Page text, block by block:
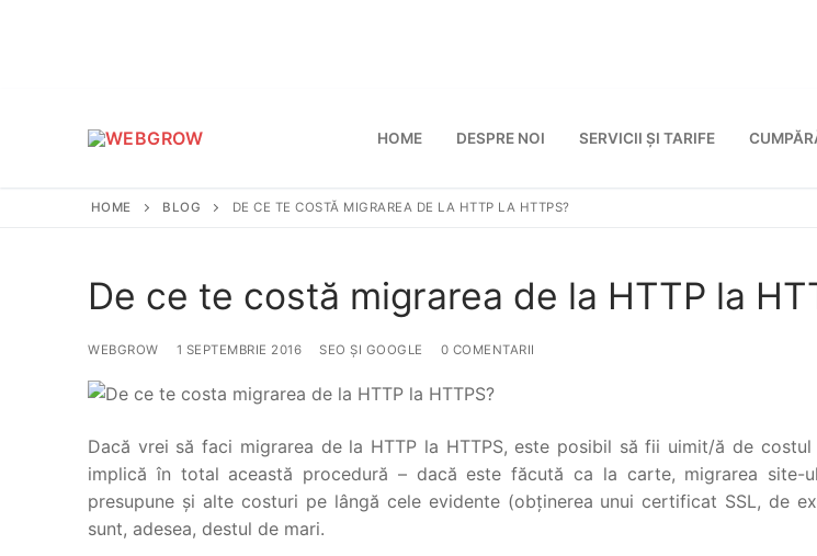
HOME DESPRE NOI SERVICII ȘI TARIFE
HOME BLOG DE CE TE COSTĂ MIGRAREA DE LA HTTP LA HTTPS?
De ce te costă migrarea de la HTTP la
WEBGROW 1 SEPTEMBRIE 2016 SEO ȘI GOOGLE 0 COMENTARII
Dacă vrei să faci migrarea de la HTTP la HTTPS, este posibil să fii uimit/ă de
implică în total această procedură – dacă este făcută ca la carte, migrarea site-
presupune și alte costuri pe lângă cele evidente (obținerea unui certificat SSL, de
sunt, adesea, destul de mari.